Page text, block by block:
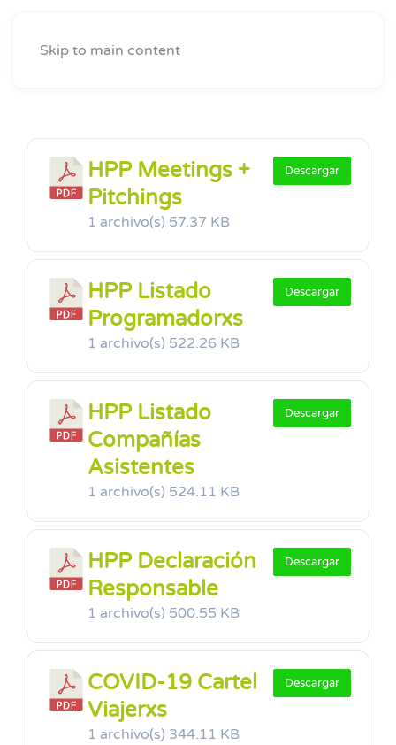
Skip to main content
HPP Meetings +
Pitchings
1 archivo(s) 57.37 KB
Descargar
HPP Listado
Programadorxs
1 archivo(s) 522.26 KB
Descargar
HPP Listado
Compañías
Asistentes
1 archivo(s) 524.11 KB
Descargar
HPP Declaración
Responsable
1 archivo(s) 500.55 KB
Descargar
COVID-19 Cartel
Viajerxs
1 archivo(s) 344.11 KB
Descargar